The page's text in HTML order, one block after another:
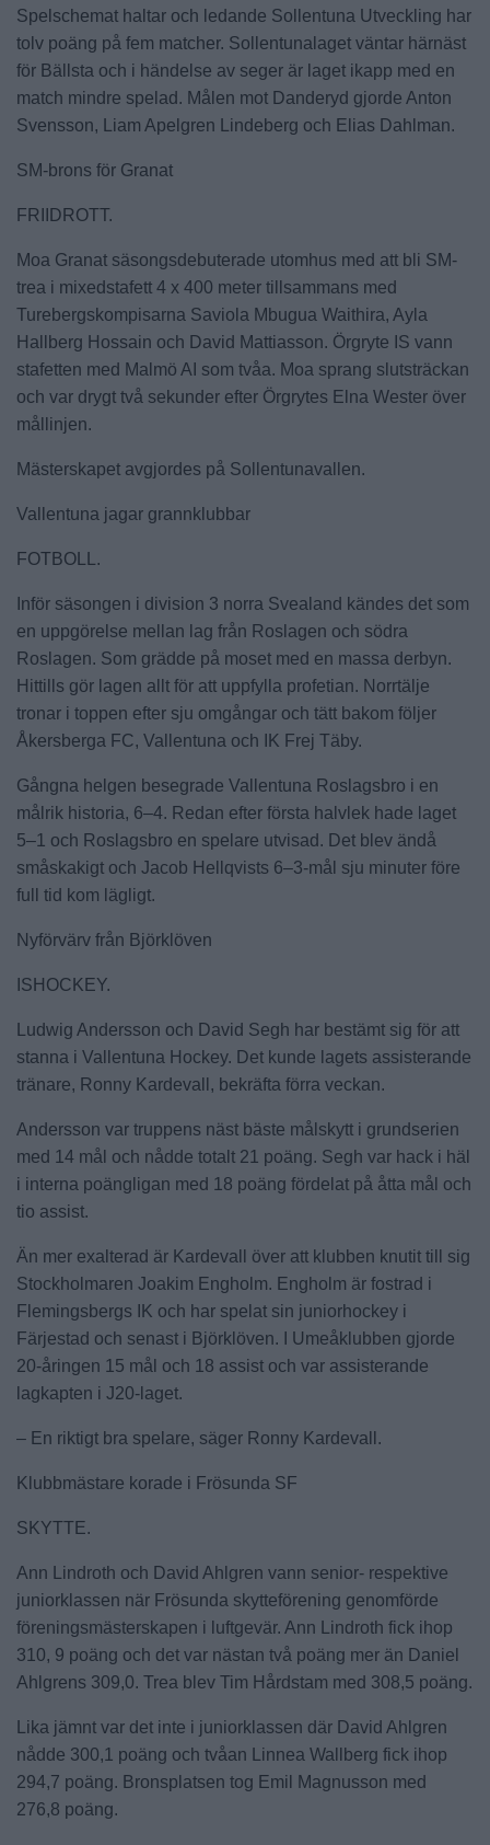
Spelschemat haltar och ledande Sollentuna Utveckling har
tolv poäng på fem matcher. Sollentunalaget väntar härnäst
för Bällsta och i händelse av seger är laget ikapp med en
match mindre spelad. Målen mot Danderyd gjorde Anton
Svensson, Liam Apelgren Lindeberg och Elias Dahlman.
SM-brons för Granat
FRIIDROTT.
Moa Granat säsongsdebuterade utomhus med att bli SM-
trea i mixedstafett 4 x 400 meter tillsammans med
Turebergskompisarna Saviola Mbugua Waithira, Ayla
Hallberg Hossain och David Mattiasson. Örgryte IS vann
stafetten med Malmö AI som tvåa. Moa sprang slutsträckan
och var drygt två sekunder efter Örgrytes Elna Wester över
mållinjen.
Mästerskapet avgjordes på Sollentunavallen.
Vallentuna jagar grannklubbar
FOTBOLL.
Inför säsongen i division 3 norra Svealand kändes det som
en uppgörelse mellan lag från Roslagen och södra
Roslagen. Som grädde på moset med en massa derbyn.
Hittills gör lagen allt för att uppfylla profetian. Norrtälje
tronar i toppen efter sju omgångar och tätt bakom följer
Åkersberga FC, Vallentuna och IK Frej Täby.
Gångna helgen besegrade Vallentuna Roslagsbro i en
målrik historia, 6–4. Redan efter första halvlek hade laget
5–1 och Roslagsbro en spelare utvisad. Det blev ändå
småskakigt och Jacob Hellqvists 6–3-mål sju minuter före
full tid kom lägligt.
Nyförvärv från Björklöven
ISHOCKEY.
Ludwig Andersson och David Segh har bestämt sig för att
stanna i Vallentuna Hockey. Det kunde lagets assisterande
tränare, Ronny Kardevall, bekräfta förra veckan.
Andersson var truppens näst bäste målskytt i grundserien
med 14 mål och nådde totalt 21 poäng. Segh var hack i häl
i interna poängligan med 18 poäng fördelat på åtta mål och
tio assist.
Än mer exalterad är Kardevall över att klubben knutit till sig
Stockholmaren Joakim Engholm. Engholm är fostrad i
Flemingsbergs IK och har spelat sin juniorhockey i
Färjestad och senast i Björklöven. I Umeåklubben gjorde
20-åringen 15 mål och 18 assist och var assisterande
lagkapten i J20-laget.
– En riktigt bra spelare, säger Ronny Kardevall.
Klubbmästare korade i Frösunda SF
SKYTTE.
Ann Lindroth och David Ahlgren vann senior- respektive
juniorklassen när Frösunda skytteförening genomförde
föreningsmästerskapen i luftgevär. Ann Lindroth fick ihop
310, 9 poäng och det var nästan två poäng mer än Daniel
Ahlgrens 309,0. Trea blev Tim Hårdstam med 308,5 poäng.
Lika jämnt var det inte i juniorklassen där David Ahlgren
nådde 300,1 poäng och tvåan Linnea Wallberg fick ihop
294,7 poäng. Bronsplatsen tog Emil Magnusson med
276,8 poäng.